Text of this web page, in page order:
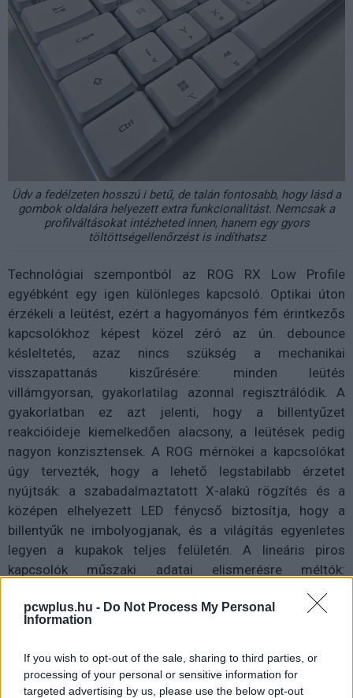
pcwplus.hu - Do Not Process My Personal
Information
If you wish to opt-out of the sale, sharing to third parties, or
processing of your personal or sensitive information for
targeted advertising by us, please use the below opt-out
Üdv a fedélzeten hosszú i betű, de talán fontosabb, hogy lásd a
gombok oldalára helyezett extra funkcionalitást. Nemcsak a
profilváltásokat intézheted innen, hanem egy gyors
töltöttségellenőrzést is indíthatsz
Technológiai szempontból az ROG RX Low Profile
egyébként egy igen különleges kapcsoló. Optikai úton
érzékeli a leütést, ezért a hagyományos fém érintkezős
kapcsolókhoz képest közel zéró az ún. debounce
késleltetés, azaz nincs szükség a mechanikai
visszapattanás kiszűrésére: minden leütés
villámgyorsan, gyakorlatilag azonnal regisztrálódik. A
gyakorlatban ez azt jelenti, hogy a billentyűzet
reakcióideje kiemelkedően alacsony, a leütések pedig
nagyon konzisztensek. A ROG mérnökei a kapcsolókat
úgy tervezték, hogy a lehető legstabilabb érzetet
nyújtsák: a szabadalmaztatott X-alakú rögzítés és a
középen elhelyezett LED fénycső biztosítja, hogy a
billentyűk ne imbolyogjanak, és a világítás egyenletes
legyen a kupakok teljes felületén. A lineáris piros
kapcsolók műszaki adatai elismerésre méltók:
induló erősségük 40 gf, ami elegendő a véletlen leütések
elkerüléséhez, a teljes lenyomáshoz pedig 55 gf erőre
ujjaidnak. Ez praktikusan azt jelenti, hogy a piros switch
extrém gyors és könnyed, mintha tollpihe lenne a